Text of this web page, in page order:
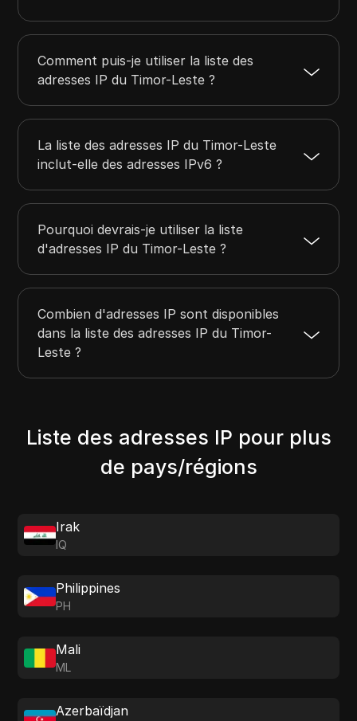
Comment puis-je utiliser la liste des
adresses IP du Timor-Leste ?
La liste des adresses IP du Timor-Leste
inclut-elle des adresses IPv6 ?
Pourquoi devrais-je utiliser la liste
d'adresses IP du Timor-Leste ?
Combien d'adresses IP sont disponibles
dans la liste des adresses IP du Timor-
Leste ?
Liste des adresses IP pour plus
de pays/régions
Irak
IQ
Philippines
PH
Mali
ML
Azerbaïdjan